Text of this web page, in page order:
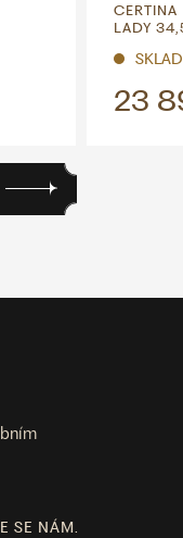
LADY
23
SE NÁM.